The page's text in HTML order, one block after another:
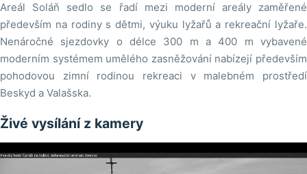
Areál Soláň sedlo se řadí mezi moderní areály zaměřené
především na rodiny s dětmi, výuku lyžařů a rekreační lyžaře.
Nenáročné sjezdovky o délce 300 m a 400 m vybavené
moderním systémem umělého zasněžování nabízejí především
pohodovou zimní rodinou rekreaci v malebném prostředí
Beskyd a Valašska.
Živé vysílání z kamery